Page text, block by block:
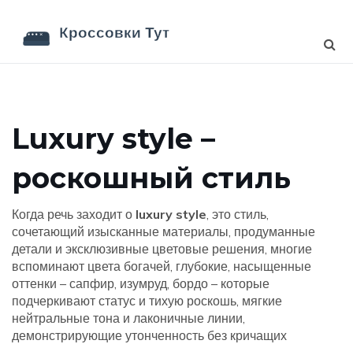
Luxury style –
роскошный стиль
Когда речь заходит о luxury style, это стиль,
сочетающий изысканные материалы, продуманные
детали и эксклюзивные цветовые решения, многие
вспоминают цвета богачей, глубокие, насыщенные
оттенки – сапфир, изумруд, бордо – которые
подчеркивают статус и тихую роскошь, мягкие
нейтральные тона и лаконичные линии,
демонстрирующие утонченность без кричащих